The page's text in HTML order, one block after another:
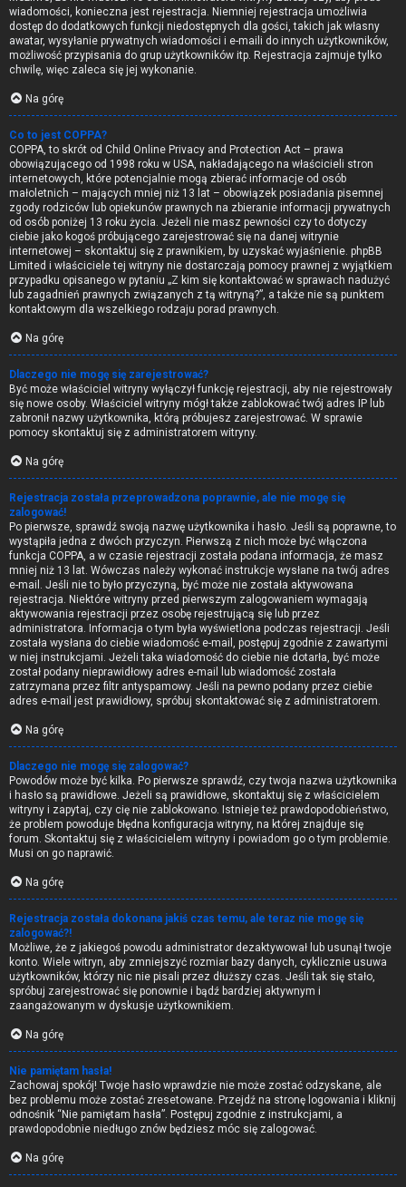
wiadomości, konieczna jest rejestracja. Niemniej rejestracja umożliwia
dostęp do dodatkowych funkcji niedostępnych dla gości, takich jak własny
awatar, wysyłanie prywatnych wiadomości i e-maili do innych użytkowników,
możliwość przypisania do grup użytkowników itp. Rejestracja zajmuje tylko
chwilę, więc zaleca się jej wykonanie.
Na górę
Co to jest COPPA?
COPPA, to skrót od Child Online Privacy and Protection Act – prawa
obowiązującego od 1998 roku w USA, nakładającego na właścicieli stron
internetowych, które potencjalnie mogą zbierać informacje od osób
małoletnich – mających mniej niż 13 lat – obowiązek posiadania pisemnej
zgody rodziców lub opiekunów prawnych na zbieranie informacji prywatnych
od osób poniżej 13 roku życia. Jeżeli nie masz pewności czy to dotyczy
ciebie jako kogoś próbującego zarejestrować się na danej witrynie
internetowej – skontaktuj się z prawnikiem, by uzyskać wyjaśnienie. phpBB
Limited i właściciele tej witryny nie dostarczają pomocy prawnej z wyjątkiem
przypadku opisanego w pytaniu „Z kim się kontaktować w sprawach nadużyć
lub zagadnień prawnych związanych z tą witryną?”, a także nie są punktem
kontaktowym dla wszelkiego rodzaju porad prawnych.
Na górę
Dlaczego nie mogę się zarejestrować?
Być może właściciel witryny wyłączył funkcję rejestracji, aby nie rejestrowały
się nowe osoby. Właściciel witryny mógł także zablokować twój adres IP lub
zabronił nazwy użytkownika, którą próbujesz zarejestrować. W sprawie
pomocy skontaktuj się z administratorem witryny.
Na górę
Rejestracja została przeprowadzona poprawnie, ale nie mogę się
zalogować!
Po pierwsze, sprawdź swoją nazwę użytkownika i hasło. Jeśli są poprawne, to
wystąpiła jedna z dwóch przyczyn. Pierwszą z nich może być włączona
funkcja COPPA, a w czasie rejestracji została podana informacja, że masz
mniej niż 13 lat. Wówczas należy wykonać instrukcje wysłane na twój adres
e-mail. Jeśli nie to było przyczyną, być może nie została aktywowana
rejestracja. Niektóre witryny przed pierwszym zalogowaniem wymagają
aktywowania rejestracji przez osobę rejestrującą się lub przez
administratora. Informacja o tym była wyświetlona podczas rejestracji. Jeśli
została wysłana do ciebie wiadomość e-mail, postępuj zgodnie z zawartymi
w niej instrukcjami. Jeżeli taka wiadomość do ciebie nie dotarła, być może
został podany nieprawidłowy adres e-mail lub wiadomość została
zatrzymana przez filtr antyspamowy. Jeśli na pewno podany przez ciebie
adres e-mail jest prawidłowy, spróbuj skontaktować się z administratorem.
Na górę
Dlaczego nie mogę się zalogować?
Powodów może być kilka. Po pierwsze sprawdź, czy twoja nazwa użytkownika
i hasło są prawidłowe. Jeżeli są prawidłowe, skontaktuj się z właścicielem
witryny i zapytaj, czy cię nie zablokowano. Istnieje też prawdopodobieństwo,
że problem powoduje błędna konfiguracja witryny, na której znajduje się
forum. Skontaktuj się z właścicielem witryny i powiadom go o tym problemie.
Musi on go naprawić.
Na górę
Rejestracja została dokonana jakiś czas temu, ale teraz nie mogę się
zalogować?!
Możliwe, że z jakiegoś powodu administrator dezaktywował lub usunął twoje
konto. Wiele witryn, aby zmniejszyć rozmiar bazy danych, cyklicznie usuwa
użytkowników, którzy nic nie pisali przez dłuższy czas. Jeśli tak się stało,
spróbuj zarejestrować się ponownie i bądź bardziej aktywnym i
zaangażowanym w dyskusje użytkownikiem.
Na górę
Nie pamiętam hasła!
Zachowaj spokój! Twoje hasło wprawdzie nie może zostać odzyskane, ale
bez problemu może zostać zresetowane. Przejdź na stronę logowania i kliknij
odnośnik “Nie pamiętam hasła”. Postępuj zgodnie z instrukcjami, a
prawdopodobnie niedługo znów będziesz móc się zalogować.
Na górę